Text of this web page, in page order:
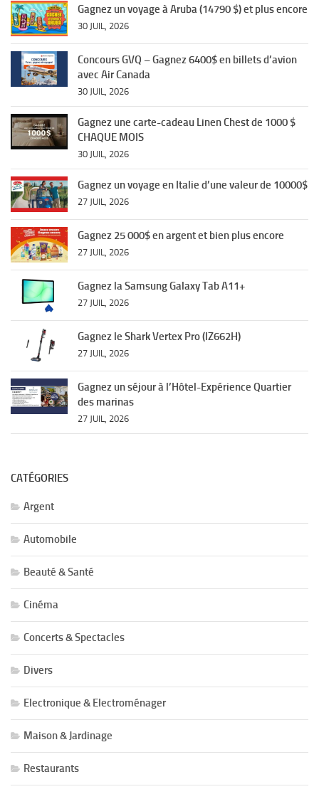
Gagnez un voyage à Aruba (14790 $) et plus encore
30 JUIL, 2026
Concours GVQ – Gagnez 6400$ en billets d’avion
avec Air Canada
30 JUIL, 2026
Gagnez une carte-cadeau Linen Chest de 1000 $
CHAQUE MOIS
30 JUIL, 2026
Gagnez un voyage en Italie d’une valeur de 10000$
27 JUIL, 2026
Gagnez 25 000$ en argent et bien plus encore
27 JUIL, 2026
Gagnez la Samsung Galaxy Tab A11+
27 JUIL, 2026
Gagnez le Shark Vertex Pro (IZ662H)
27 JUIL, 2026
Gagnez un séjour à l’Hôtel-Expérience Quartier
des marinas
27 JUIL, 2026
CATÉGORIES
Argent
Automobile
Beauté & Santé
Cinéma
Concerts & Spectacles
Divers
Electronique & Electroménager
Maison & Jardinage
Restaurants